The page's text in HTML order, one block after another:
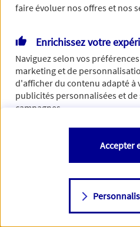
faire évoluer nos offres et nos
Enrichissez votre
Naviguez selon vos
marketing et de
d'afficher du contenu adapté à
publicités personnalisées et
campagnes.
Vous êtes libre de les accepter,
changer d'avis à tout moment en
Consulter notre politique de
Accepter